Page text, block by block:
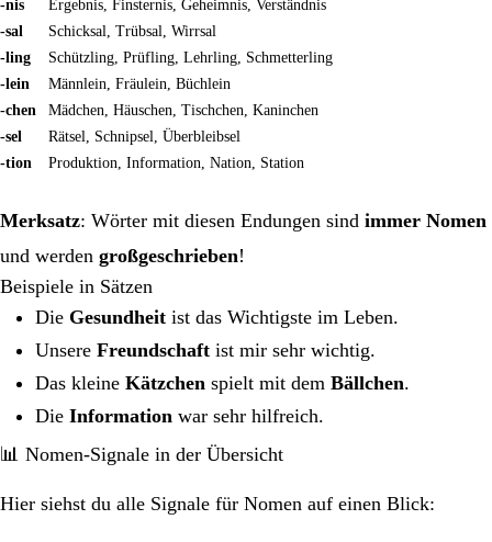
-nis
Ergebnis, Finsternis, Geheimnis, Verständnis
-sal
Schicksal, Trübsal, Wirrsal
-ling
Schützling, Prüfling, Lehrling, Schmetterling
-lein
Männlein, Fräulein, Büchlein
-chen
Mädchen, Häuschen, Tischchen, Kaninchen
-sel
Rätsel, Schnipsel, Überbleibsel
-tion
Produktion, Information, Nation, Station
Merksatz: Wörter mit diesen Endungen sind immer Nomen
und werden großgeschrieben!
Beispiele in Sätzen
Die Gesundheit ist das Wichtigste im Leben.
Unsere Freundschaft ist mir sehr wichtig.
Das kleine Kätzchen spielt mit dem Bällchen.
Die Information war sehr hilfreich.
📊 Nomen-Signale in der Übersicht
Hier siehst du alle Signale für Nomen auf einen Blick: